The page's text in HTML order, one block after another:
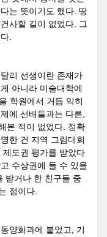
는 뜻이기도 했다. 땅
사할 길이 없었다. 그
.
리 선생이란 존재가
아니라 미술대학에
을 학원에서 거듭 익히
에 선배들과는 다른,
본 적이 없었다. 정확
한 건 지역 그림대회
도권 평가를 받았다
수상권에 들 수 있을
받거나 한 친구들 중
점이다.
양화과에 붙었고, 기